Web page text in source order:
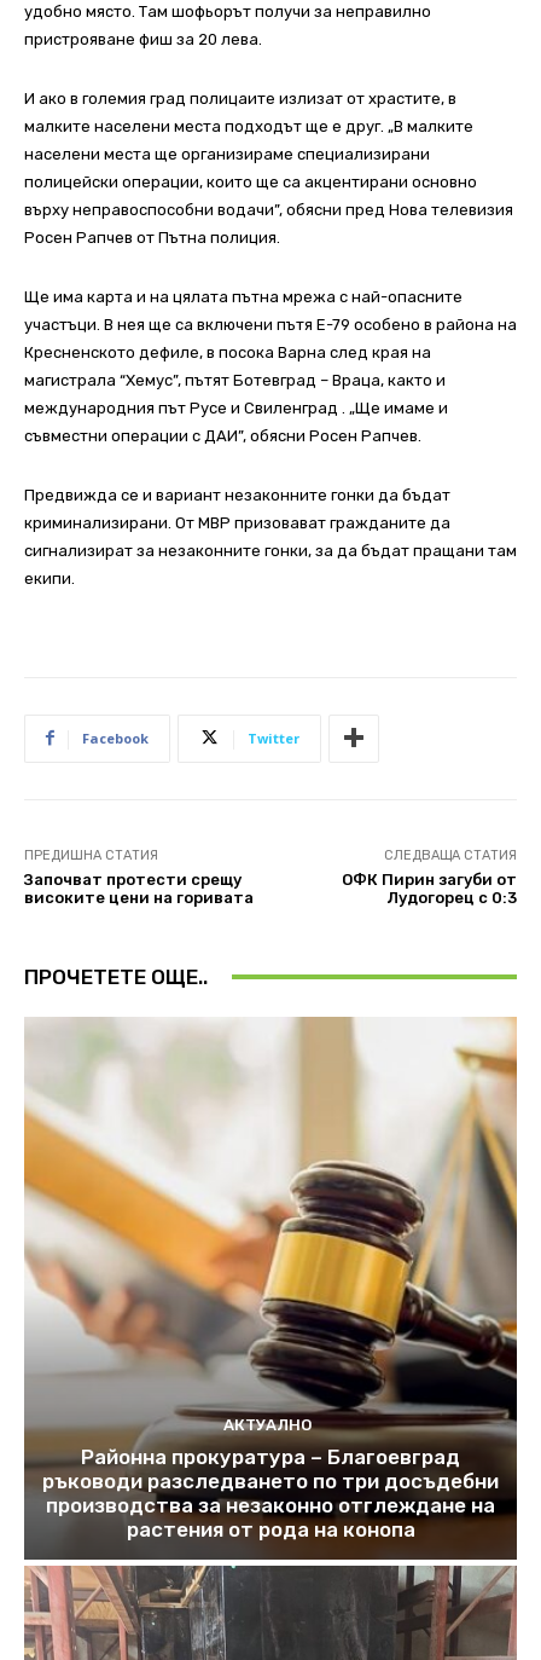
удобно място. Там шофьорът получи за неправилно
пристрояване фиш за 20 лева.
И ако в големия град полицаите излизат от храстите, в
малките населени места подходът ще е друг. „В малките
населени места ще организираме специализирани
полицейски операции, които ще са акцентирани основно
върху неправоспособни водачи”, обясни пред Нова телевизия
Росен Рапчев от Пътна полиция.
Ще има карта и на цялата пътна мрежа с най-опасните
участъци. В нея ще са включени пътя Е-79 особено в района на
Кресненското дефиле, в посока Варна след края на
магистрала “Хемус”, пътят Ботевград – Враца, както и
международния път Русе и Свиленград . „Ще имаме и
съвместни операции с ДАИ”, обясни Росен Рапчев.
Предвижда се и вариант незаконните гонки да бъдат
криминализирани. От МВР призовават гражданите да
сигнализират за незаконните гонки, за да бъдат пращани там
екипи.
Facebook Twitter
ПРЕДИШНА СТАТИЯ
Започват протести срещу
високите цени на горивата
СЛЕДВАЩА СТАТИЯ
ОФК Пирин загуби от
Лудогорец с 0:3
ПРОЧЕТЕТЕ ОЩЕ..
АКТУАЛНО
Районна прокуратура – Благоевград
ръководи разследването по три досъдебни
производства за незаконно отглеждане на
растения от рода на конопа